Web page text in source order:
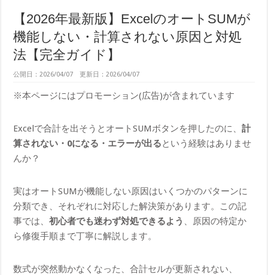
【2026年最新版】ExcelのオートSUMが
機能しない・計算されない原因と対処
法【完全ガイド】
公開日：2026/04/07 更新日：2026/04/07
※本ページにはプロモーション(広告)が含まれています
Excelで合計を出そうとオートSUMボタンを押したのに、計
算されない・0になる・エラーが出るという経験はありませ
んか？
実はオートSUMが機能しない原因はいくつかのパターンに
分類でき、それぞれに対応した解決策があります。この記
事では、初心者でも迷わず対処できるよう 、原因の特定か
ら修復手順まで丁寧に解説します。
数式が突然動かなくなった、合計セルが更新されない、